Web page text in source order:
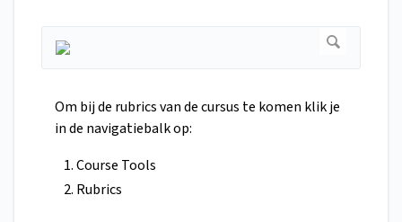
Om bij de rubrics van de cursus te komen klik je
in de navigatiebalk op:
Course Tools
Rubrics